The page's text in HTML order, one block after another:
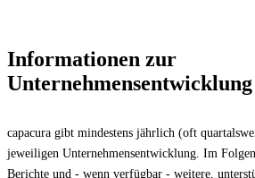
Informationen zur
Unternehmensentwicklung
capacura gibt mindestens jährlich (oft
jeweiligen Unternehmensentwicklung. Im
Berichte und - wenn verfügbar - weitere,